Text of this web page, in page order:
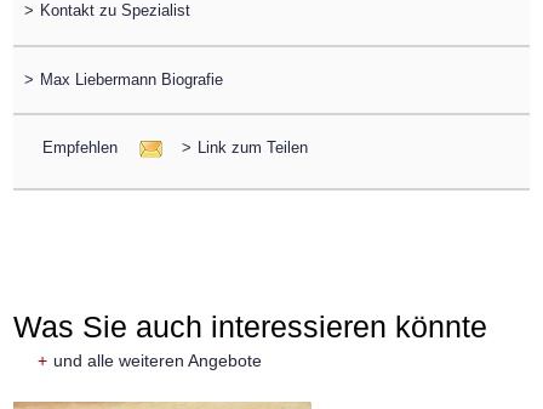
> Kontakt zu Spezialist
> Max Liebermann Biografie
Empfehlen > Link zum Teilen
Was Sie auch interessieren könnte
+ und alle weiteren Angebote